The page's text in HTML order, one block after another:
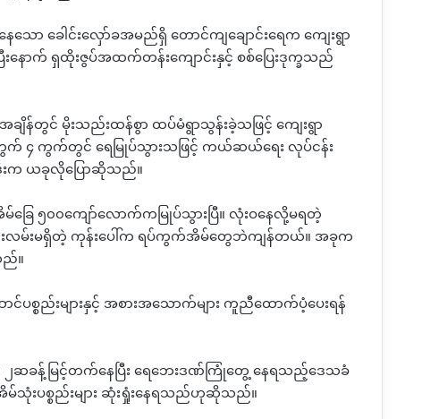
ော ခေါင်းလှော်ခအမည်ရှိ တောင်ကျချောင်းရေက ကျေးရွာ
းနောက် ရှထိုးဇွပ်အထက်တန်းကျောင်းနှင့် စစ်ပြေးဒုက္ခသည်
ျိန်တွင် မိုးသည်းထန်စွာ ထပ်မံရွာသွန်းခဲ့သဖြင့် ကျေးရွာ
က် ၄ ကွက်တွင် ရေမြုပ်သွားသဖြင့် ကယ်ဆယ်ရေး လုပ်ငန်း
ဒီးက ယခုလိုပြောဆိုသည်။
ေ ၅၀၀ကျော်လောက်ကမြုပ်သွားပြီ။ လုံးဝနေလို့မရတဲ့
ားလမ်းမရှိတဲ့ ကုန်းပေါ်က ရပ်ကွက်အိမ်တွေဘဲကျန်တယ်။ အခုက
။
စည်းများနှင့် အစားအသောက်များ ကူညီထောက်ပံ့ပေးရန်
ဆခန့်မြင့်တက်နေပြီး ရေဘေးဒဏ်ကြုံတွေ့ နေရသည့်ဒေသခံ
အိမ်သုံးပစ္စည်းများ ဆုံးရှုံးနေရသည်ဟုဆိုသည်။